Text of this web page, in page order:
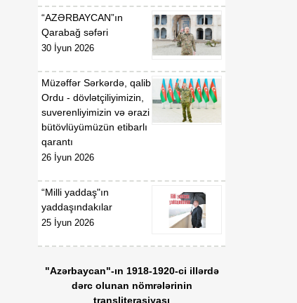
Respublikasının Kosmik
Agentliyi (Azərkosmos)"
publik hüquqi şəxsin
yaradılması haqqında"
1326 nömrəli,
"Azərbaycan Nəqliyyat və
Kommunikasiya Holdinqi
(AZCON)" publik hüquqi
şəxsin Nizamnaməsinin
təsdiqi və bununla
tənzimlənməsi haqqında"
2025-ci il 15 yanvar tarixli
286 nömrəli fərmanlarında
və "Azərbaycan Hava
Yolları" Qapalı Səhmdar
haqqında" 2008-ci il 16
aprel tarixli 2761 nömrəli,
“AZƏRBAYCAN”ın
Qarabağ səfəri
30 İyun 2026
Müzəffər Sərkərdə, qalib
Ordu - dövlətçiliyimizin,
suverenliyimizin və ərazi
bütövlüyümüzün etibarlı
qarantı
26 İyun 2026
“Milli yaddaş"ın
yaddaşındakılar
25 İyun 2026
"Azərbaycan"-ın 1918-1920-ci illərdə
dərc olunan nömrələrinin
transliterasiyası